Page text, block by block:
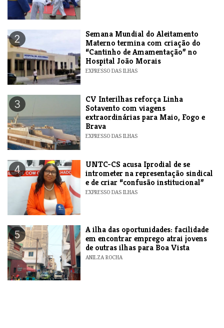
2
Semana Mundial do Aleitamento
Materno termina com criação do
“Cantinho de Amamentação” no
Hospital João Morais
EXPRESSO DAS ILHAS
3
​CV Interilhas reforça Linha
Sotavento com viagens
extraordinárias para Maio, Fogo e
Brava
EXPRESSO DAS ILHAS
4
UNTC-CS acusa Iprodial de se
intrometer na representação sindical
e de criar “confusão institucional”
EXPRESSO DAS ILHAS
5
A ilha das oportunidades: facilidade
em encontrar emprego atrai jovens
de outras ilhas para Boa Vista
ANILZA ROCHA